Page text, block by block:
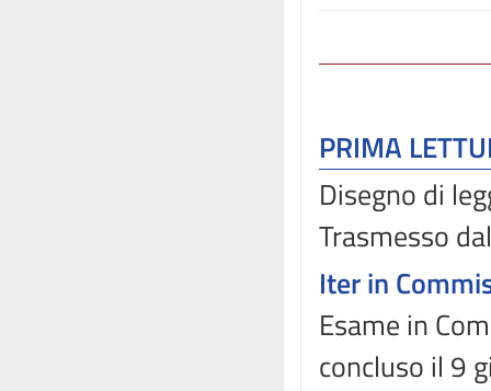
PRIMA
Disegno di
Trasmesso
Iter in
Esame in
concluso il 9